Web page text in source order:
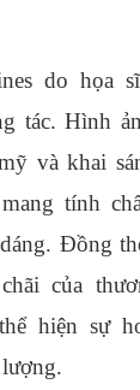
do họa
tác. Hình
và khai
tính
Đồng
của
hiện sự